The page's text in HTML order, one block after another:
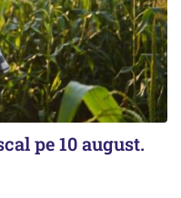
pe 10 august.